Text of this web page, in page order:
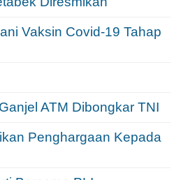
Vaksin Covid-19 Tahap
ATM Dibongkar TNI
Penghargaan Kepada